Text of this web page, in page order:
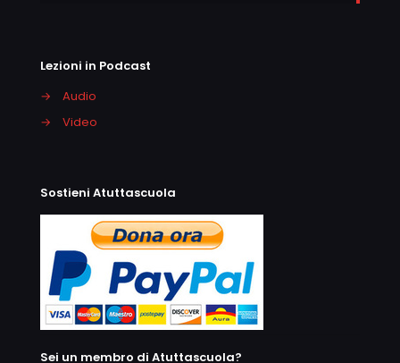
Lezioni in Podcast
→
Audio
→
Video
Sostieni Atuttascuola
Sei un membro di Atuttascuola?